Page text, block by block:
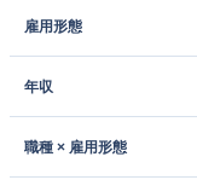
雇用形態
年収
職種 × 雇用形態